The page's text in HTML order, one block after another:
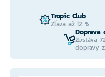
Tropic Club
Zľava až 12 %
Doprava
Zostáva
dopravy